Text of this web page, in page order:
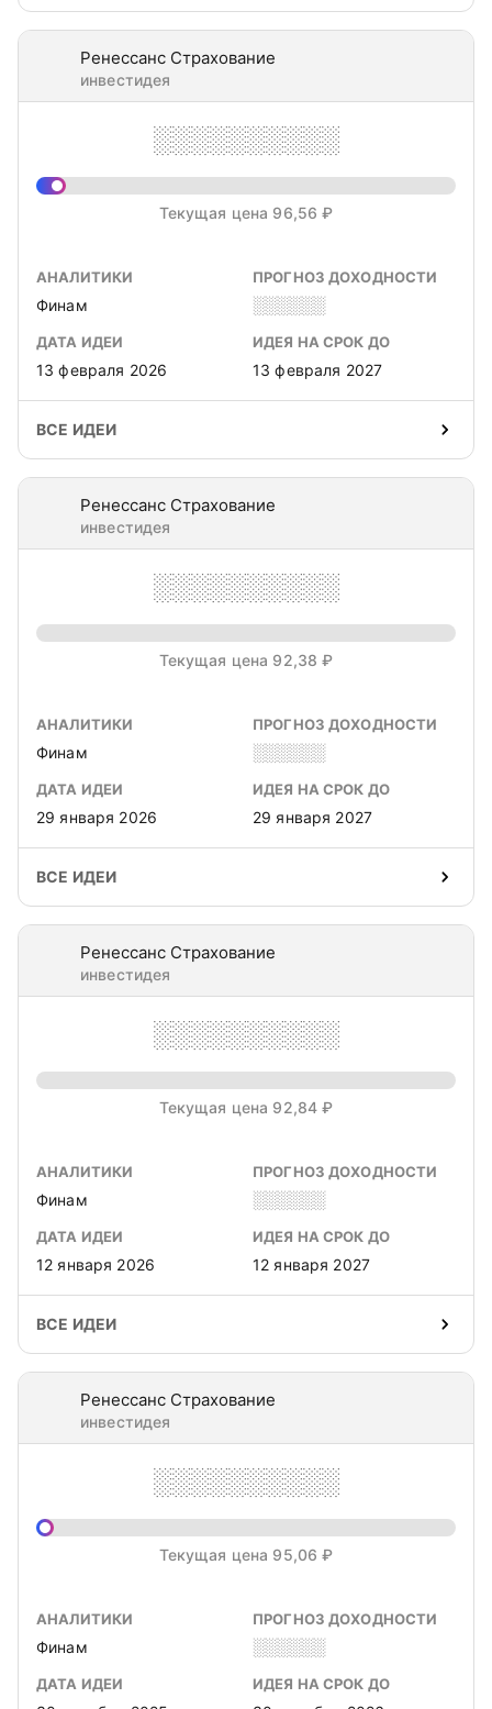
Ренессанс Страхование
инвестидея
░░░░░░░░░░
Текущая цена 96,56 ₽
АНАЛИТИКИ
Финам
ПРОГНОЗ ДОХОДНОСТИ
░░░░░░
ДАТА ИДЕИ
13 февраля 2026
ИДЕЯ НА СРОК ДО
13 февраля 2027
ВСЕ ИДЕИ
Ренессанс Страхование
инвестидея
░░░░░░░░░░
Текущая цена 92,38 ₽
АНАЛИТИКИ
Финам
ПРОГНОЗ ДОХОДНОСТИ
░░░░░░
ДАТА ИДЕИ
29 января 2026
ИДЕЯ НА СРОК ДО
29 января 2027
ВСЕ ИДЕИ
Ренессанс Страхование
инвестидея
░░░░░░░░░░
Текущая цена 92,84 ₽
АНАЛИТИКИ
Финам
ПРОГНОЗ ДОХОДНОСТИ
░░░░░░
ДАТА ИДЕИ
12 января 2026
ИДЕЯ НА СРОК ДО
12 января 2027
ВСЕ ИДЕИ
Ренессанс Страхование
инвестидея
░░░░░░░░░░
Текущая цена 95,06 ₽
АНАЛИТИКИ
Финам
ПРОГНОЗ ДОХОДНОСТИ
░░░░░░
ДАТА ИДЕИ ИДЕЯ НА СРОК ДО